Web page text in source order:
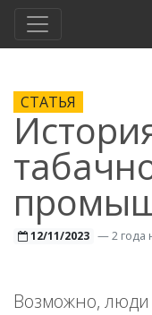
СТАТЬЯ
12/11/2023 —2 года
Возможно, люди